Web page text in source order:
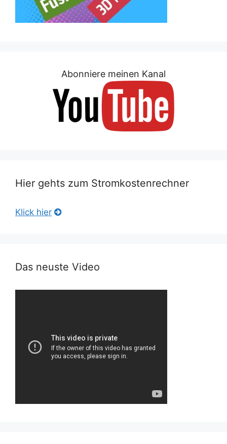
Abonniere meinen Kanal
Hier gehts zum Stromkostenrechner
Klick hier
Das neuste Video